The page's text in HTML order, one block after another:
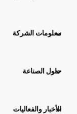
معلومات الشركة
حلول الصناعة
الأخبار والفعاليات